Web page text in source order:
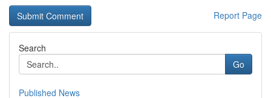
Report Page
Search
Go
Published News